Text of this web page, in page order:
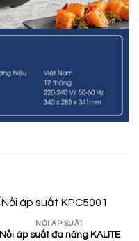
NỒI ÁP SUẤT
Nồi áp suất đa năng KALITE